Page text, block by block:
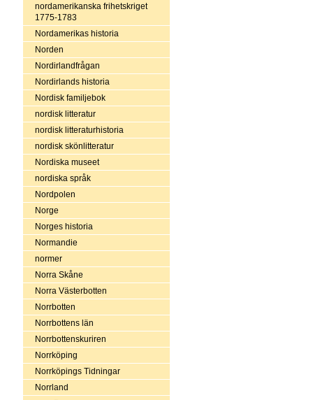
nordamerikanska frihetskriget
1775-1783
Nordamerikas historia
Norden
Nordirlandfrågan
Nordirlands historia
Nordisk familjebok
nordisk litteratur
nordisk litteraturhistoria
nordisk skönlitteratur
Nordiska museet
nordiska språk
Nordpolen
Norge
Norges historia
Normandie
normer
Norra Skåne
Norra Västerbotten
Norrbotten
Norrbottens län
Norrbottenskuriren
Norrköping
Norrköpings Tidningar
Norrland